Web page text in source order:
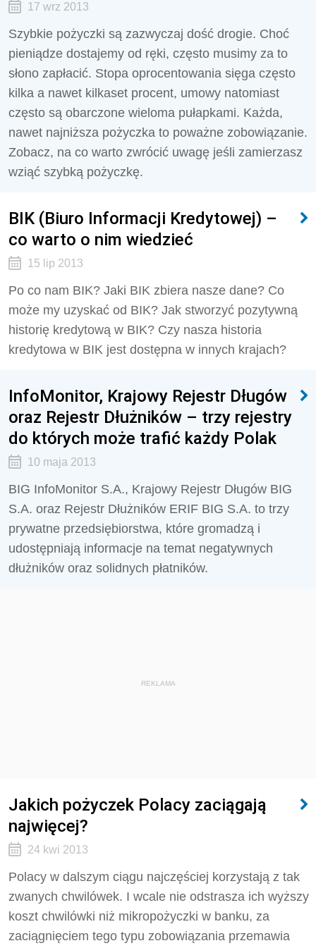
17 wrz 2013
Szybkie pożyczki są zazwyczaj dość drogie. Choć
pieniądze dostajemy od ręki, często musimy za to
słono zapłacić. Stopa oprocentowania sięga często
kilka a nawet kilkaset procent, umowy natomiast
często są obarczone wieloma pułapkami. Każda,
nawet najniższa pożyczka to poważne zobowiązanie.
Zobacz, na co warto zwrócić uwagę jeśli zamierzasz
wziąć szybką pożyczkę.
BIK (Biuro Informacji Kredytowej) –
co warto o nim wiedzieć
15 lip 2013
Po co nam BIK? Jaki BIK zbiera nasze dane? Co
może my uzyskać od BIK? Jak stworzyć pozytywną
historię kredytową w BIK? Czy nasza historia
kredytowa w BIK jest dostępna w innych krajach?
InfoMonitor, Krajowy Rejestr Długów
oraz Rejestr Dłużników – trzy rejestry
do których może trafić każdy Polak
10 maja 2013
BIG InfoMonitor S.A., Krajowy Rejestr Długów BIG
S.A. oraz Rejestr Dłużników ERIF BIG S.A. to trzy
prywatne przedsiębiorstwa, które gromadzą i
udostępniają informacje na temat negatywnych
dłużników oraz solidnych płatników.
REKLAMA
Jakich pożyczek Polacy zaciągają
najwięcej?
24 kwi 2013
Polacy w dalszym ciągu najczęściej korzystają z tak
zwanych chwilówek. I wcale nie odstrasza ich wyższy
koszt chwilówki niż mikropożyczki w banku, za
zaciągnięciem tego typu zobowiązania przemawia